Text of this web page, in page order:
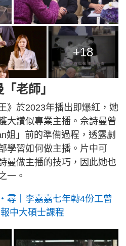
+18
老師」
》於2023年播出即爆紅，她
大讚似專業主播。佘詩曼曾
姐」前的準備過程，透露劇
學習如何做主播。片中可
曼做主播的技巧，因此她也
一。
丨李嘉嘉七年轉4份工曾
中大碩士課程